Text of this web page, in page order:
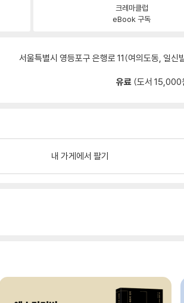
크레마클럽
eBook 구독
서울특별시 영등포구 은행로 11(여의도동, 일신
유료 (도서 15,000
내 가게에서 팔기